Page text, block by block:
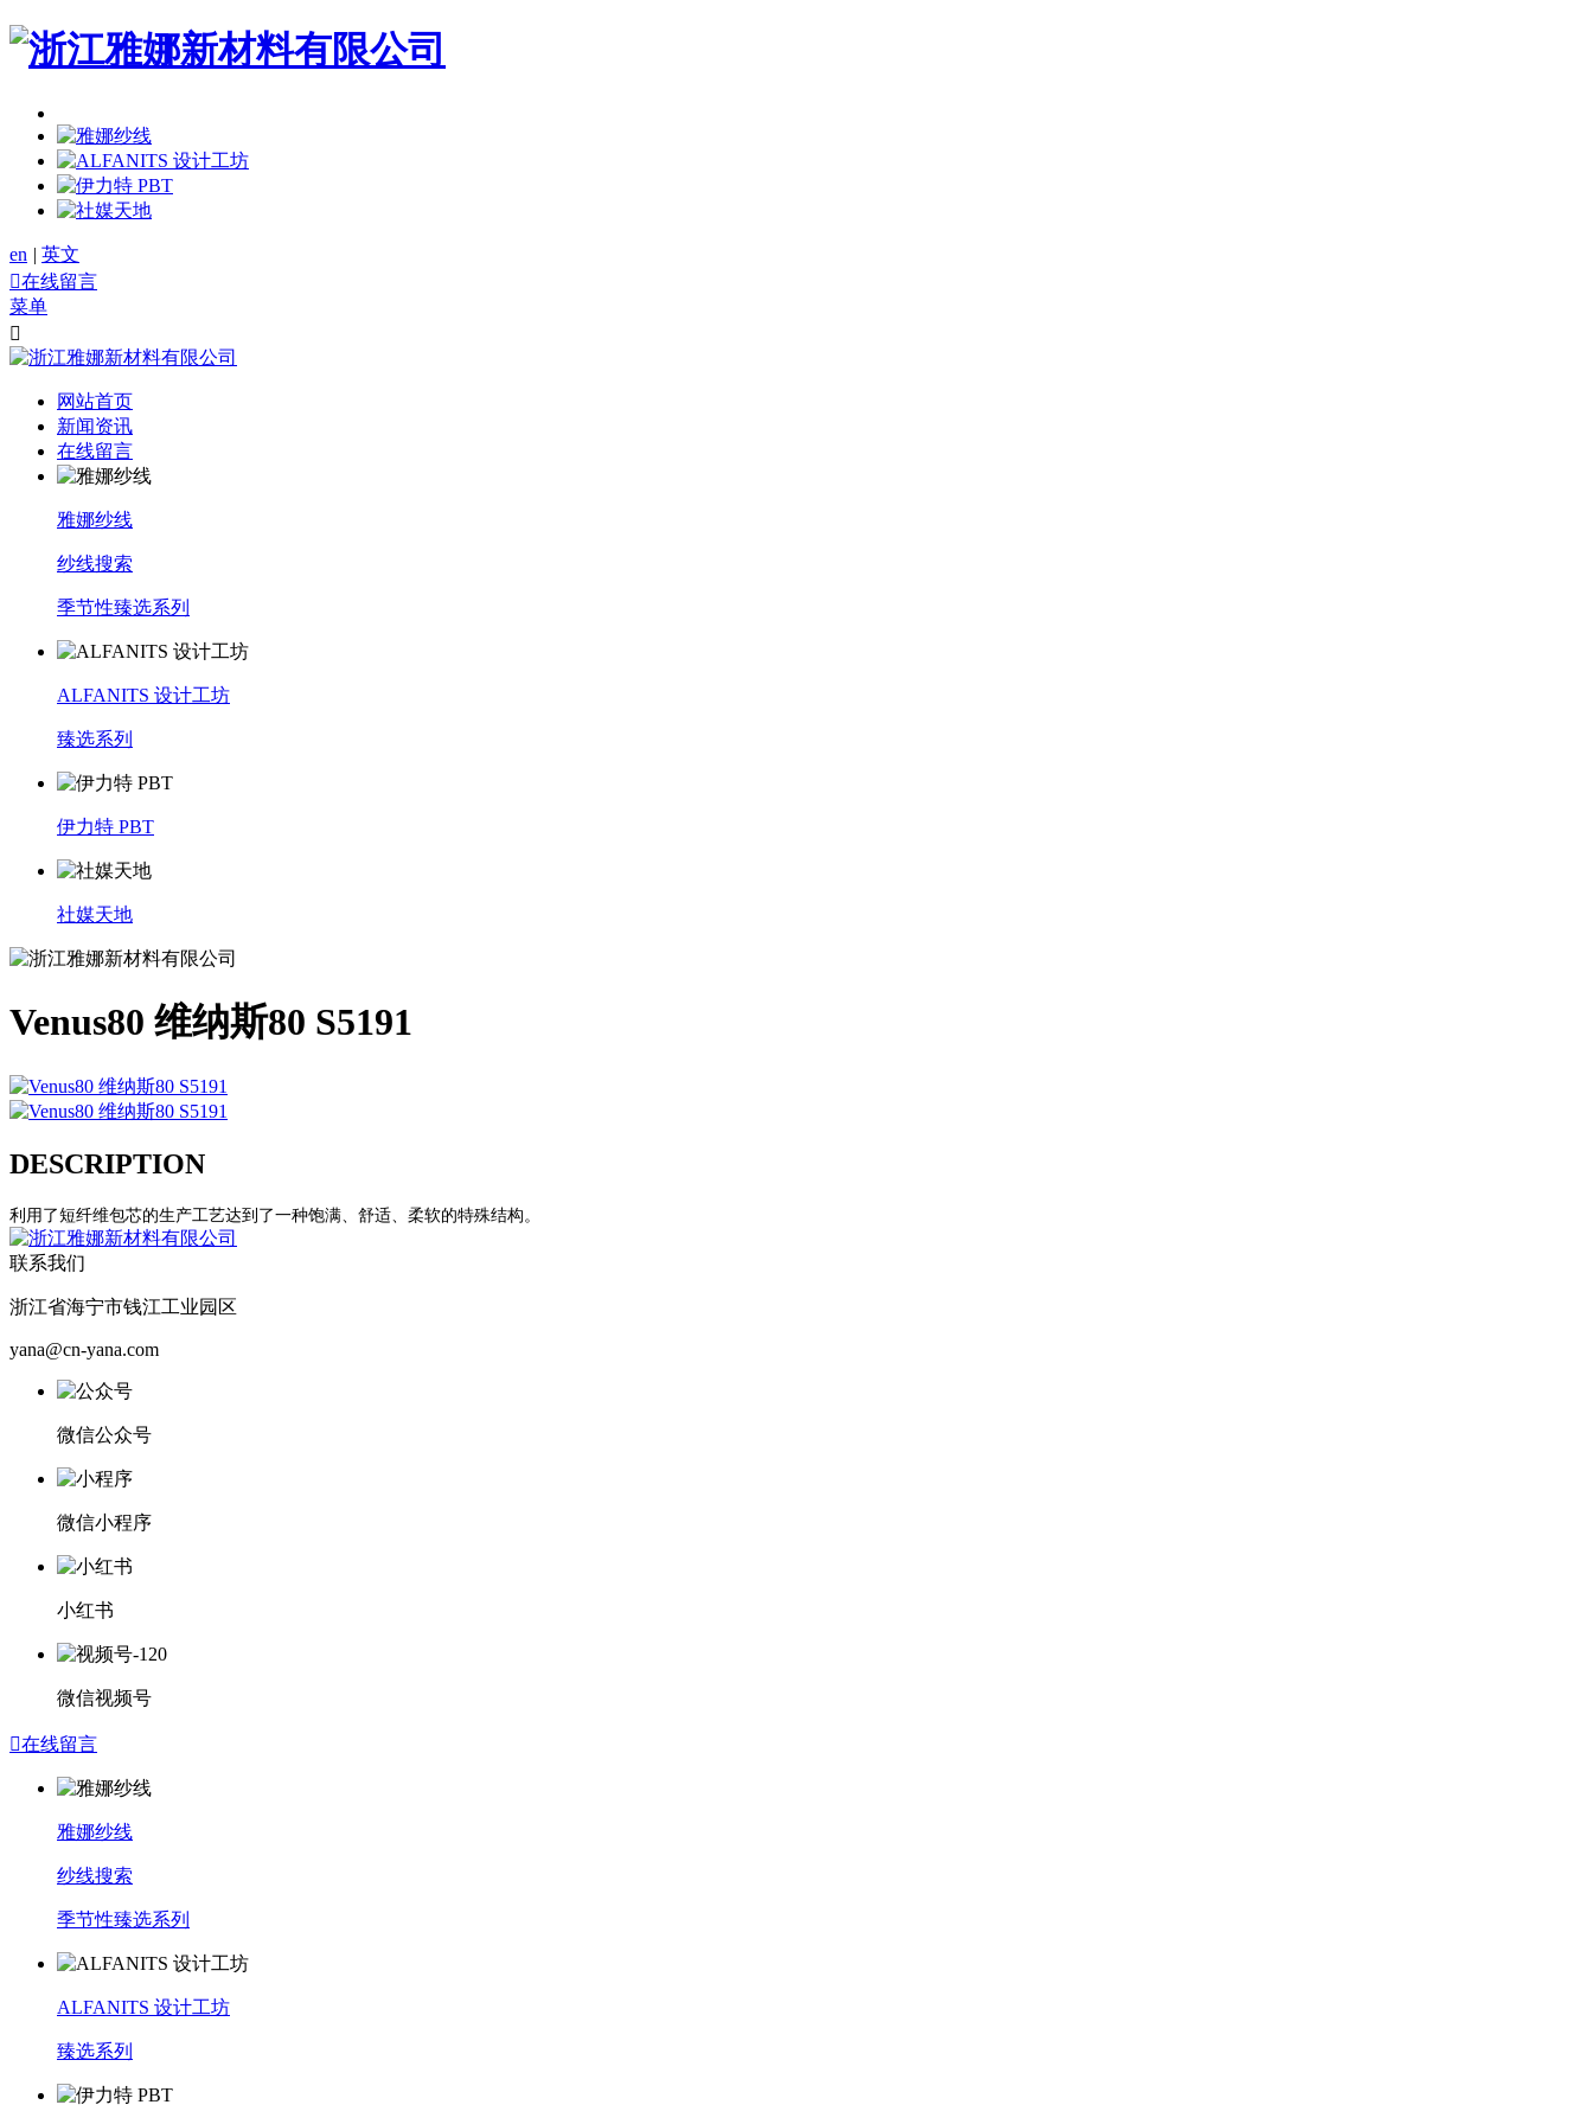
en | 英文
在线留言
菜单

网站首页
新闻资讯
在线留言
雅娜纱线
纱线搜索
季节性臻选系列
ALFANITS 设计工坊
臻选系列
伊力特 PBT
社媒天地
Venus80 维纳斯80 S5191
DESCRIPTION
利用了短纤维包芯的生产工艺达到了一种饱满、舒适、柔软的特殊结构。
联系我们
浙江省海宁市钱江工业园区
yana@cn-yana.com
微信公众号
微信小程序
小红书
微信视频号
在线留言
雅娜纱线
纱线搜索
季节性臻选系列
ALFANITS 设计工坊
臻选系列